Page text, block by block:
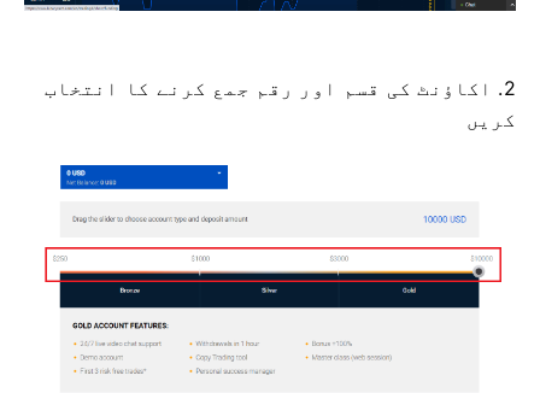
​​2. اکاؤنٹ کی قسم اور رقم جمع کرنے کا انتخاب
کریں